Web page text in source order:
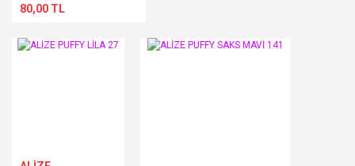
80,00 TL